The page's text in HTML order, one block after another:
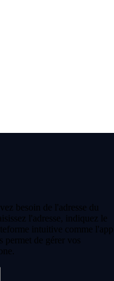
besoin de l'adresse du
l'adresse, indiquez le
intuitive comme l'app
permet de gérer vos